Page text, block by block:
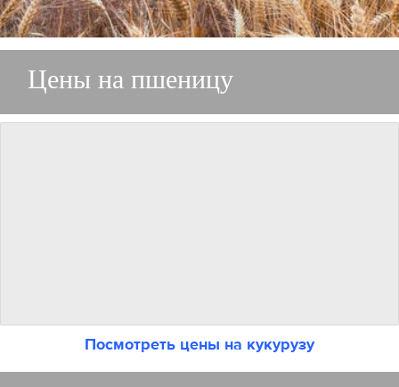
Цены на пшеницу
Посмотреть цены на кукурузу